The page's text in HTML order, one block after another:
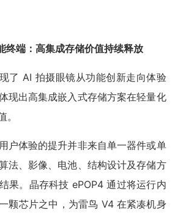
终端：高集成存储价值持续释放
了 AI 拍摄眼镜从功能创新走向体验
现出高集成嵌入式存储方案在轻量化
户体验的提升并非来自单一器件或单
法、影像、电池、结构设计及存储方
果。晶存科技 ePOP4 通过将运行内
颗芯片之中，为雷鸟 V4 在紧凑机身